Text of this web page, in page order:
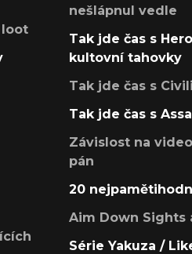
loot
nešlápnul vedle
Tak jde čas s
kultovní tahovky
Tak jde čas s
Tak jde čas s
Závislost na
pán
20
Aim Down Sights
Série Yakuza /